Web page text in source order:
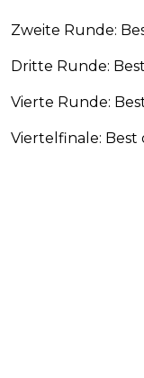
Zweite Runde:
Dritte Runde:
Vierte Runde:
Viertelfinale: Best